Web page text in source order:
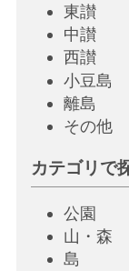
東讃
中讃
西讃
小豆島
離島
その他
カテゴリで
公園
山・森
島